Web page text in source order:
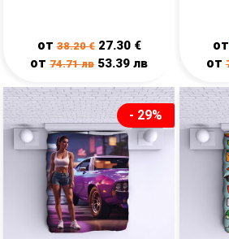
от38.20€ 27.30 €
от74.71лв 53.39лв от
- 29%